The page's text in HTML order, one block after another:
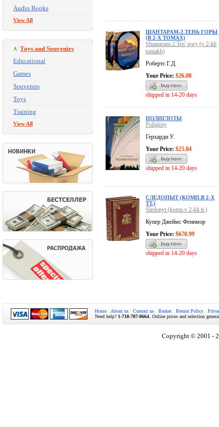
Audio Books
View All
Toys and Souvenirs
Educational
Games
Souvenirs
Toys
Training
View All
ШАНТАРАМ-2.ТЕНЬ ГОРЫ
(В 2-Х ТОМАХ)
Shantaram-2.Ten' gory (v 2-kh
tomakh)
Робертс Г.Д.
Your Price: $26.88
shipped in 14-20 days
ПОЛИГЛОТЫ
Poligloty
Герхарди У.
Your Price: $25.84
shipped in 14-20 days
СЛЕДОПЫТ (КОМП.В 2-Х
ТТ.)
Sledopyt (komp.v 2-kh tt.)
Купер Джеймс Фенимор
Your Price: $670.99
shipped in 14-20 days
Home About us Contact us Basket Return Policy
Need help? 1-718-787-0664 . Online prices and selection
Copyright © 2001 -